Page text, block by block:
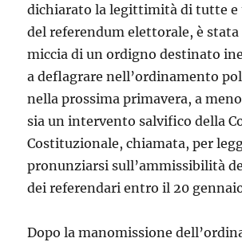
dichiarato la legittimità di tutte e
del referendum elettorale, è stata
miccia di un ordigno destinato
a deflagrare nell’ordinamento
nella prossima primavera, a
sia un intervento salvifico della
Costituzionale, chiamata, per
pronunziarsi sull’ammissibilità
dei referendari entro il 20
Dopo la manomissione